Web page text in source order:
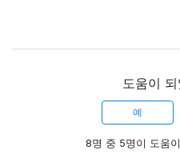
도움이
예
8명 중 5명이 도움